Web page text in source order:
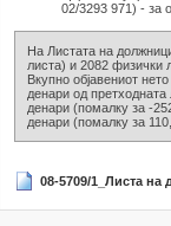
02/3293 971) - за
На Листата на
листа) и 2082 физички
Вкупно објавениот
денари од
денари (помалку за -
денари (помалку за
08-5709/1_Листа на